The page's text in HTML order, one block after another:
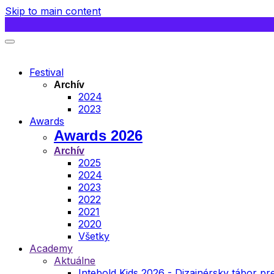
Skip to main content
Festival
Archív
2024
2023
Awards
Awards 2026
Archív
2025
2024
2023
2022
2021
2020
Všetky
Academy
Aktuálne